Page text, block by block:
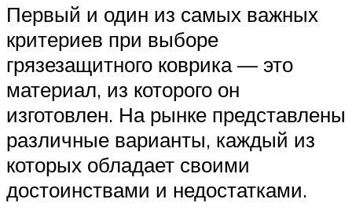
Первый и один из самых важных
критериев при выборе
грязезащитного коврика — это
материал, из которого он
изготовлен. На рынке представлены
различные варианты, каждый из
которых обладает своими
достоинствами и недостатками.